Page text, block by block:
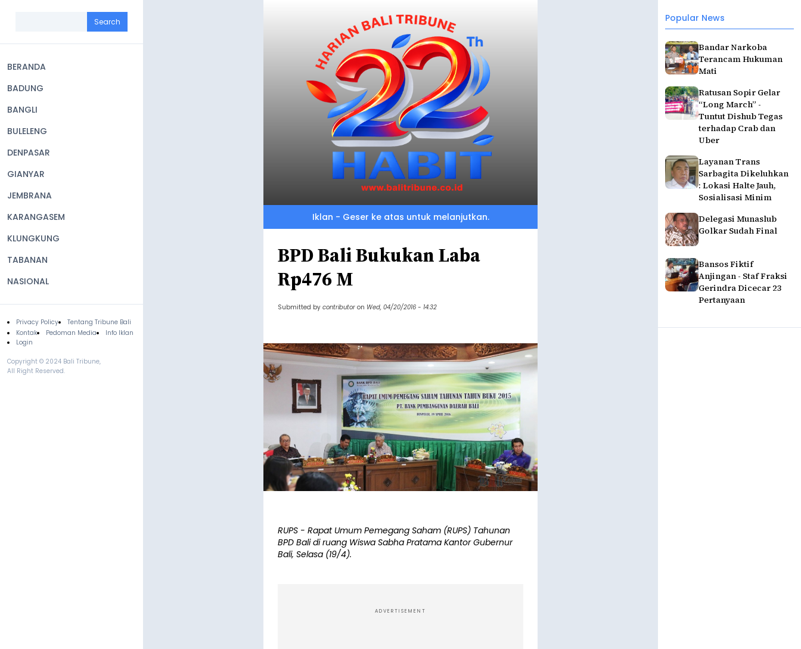
navigation
BERANDA
BADUNG
BANGLI
BULELENG
DENPASAR
GIANYAR
JEMBRANA
KARANGASEM
KLUNGKUNG
TABANAN
NASIONAL
Footer
Privacy Policy
Tentang Tribune Bali
Kontak
Pedoman Media
Info Iklan
Login
Copyright © 2024 Bali Tribune,
All Right Reserved.
Popular News
Bandar Narkoba
Terancam Hukuman
Mati
Ratusan Sopir Gelar
“Long March” -
Tuntut Dishub Tegas
terhadap Crab dan
Uber
Layanan Trans
Sarbagita Dikeluhkan
: Lokasi Halte Jauh,
Sosialisasi Minim
Delegasi Munaslub
Golkar Sudah Final
Bansos Fiktif
Anjingan - Staf Fraksi
Gerindra Dicecar 23
Pertanyaan
Iklan - Geser ke atas untuk melanjutkan.
BPD Bali Bukukan Laba
Rp476 M
Submitted by contributor on Wed, 04/20/2016 - 14:32
RUPS - Rapat Umum Pemegang Saham (RUPS) Tahunan
BPD Bali di ruang Wiswa Sabha Pratama Kantor Gubernur
Bali, Selasa (19/4).
ADVERTISEMENT